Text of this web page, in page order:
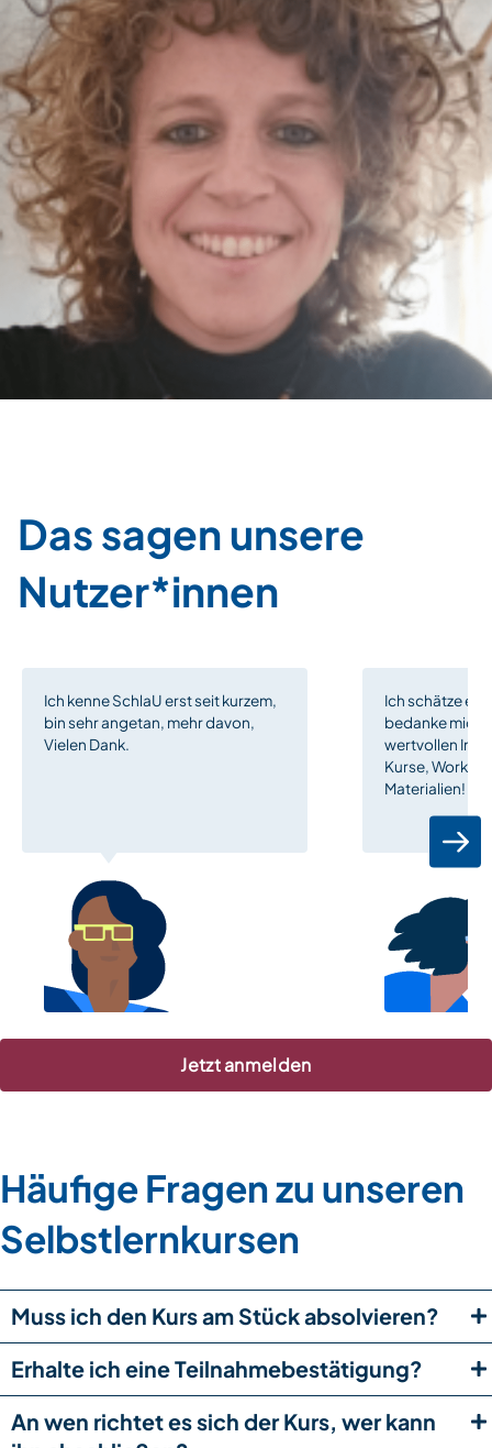
Das sagen unsere
Nutzer*innen
Ich kenne SchlaU erst seit kurzem,
bin sehr angetan, mehr davon,
Vielen Dank.
Ich schätze
bedanke mich
wertvollen
Kurse,
Materialien!
Jetzt anmelden
Häufige Fragen zu unseren
Selbstlernkursen
Muss ich den Kurs am Stück absolvieren?
Erhalte ich eine Teilnahmebestätigung?
An wen richtet es sich der Kurs, wer kann